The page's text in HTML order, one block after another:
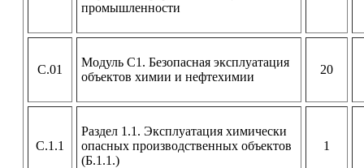
промышленности
С.01
Модуль С1. Безопасная эксплуатация
объектов химии и нефтехимии
20
С.1.1
Раздел 1.1. Эксплуатация химически
опасных производственных объектов
(Б.1.1.)
1